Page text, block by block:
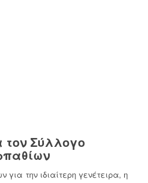
Σύλλογο
την ιδιαίτερη γενέτειρα, η